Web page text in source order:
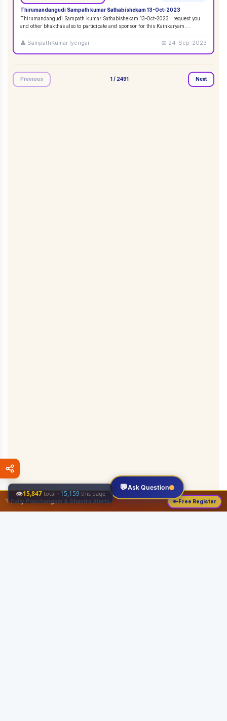
Thirumandangudi Sampath kumar Sathabishekam 13-Oct-2023
Thirumandangudi Sampath kumar Sathabishekam 13-Oct-2023 I request you
and other bhakthas also to participate and sponsor for this Kainkaryam.
👤 SampathKumar Iyengar 📅 24-Sep-2023
Previous 1 / 2491 Next
💬Ask Question
✨ Daily Panchangam & Shastra Alerts 🔑Free Register
👁15,847 total · 15,159 this page